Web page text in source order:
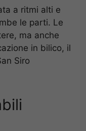
a ritmi alti e
le parti. Le
ma anche
in bilico, il
Siro